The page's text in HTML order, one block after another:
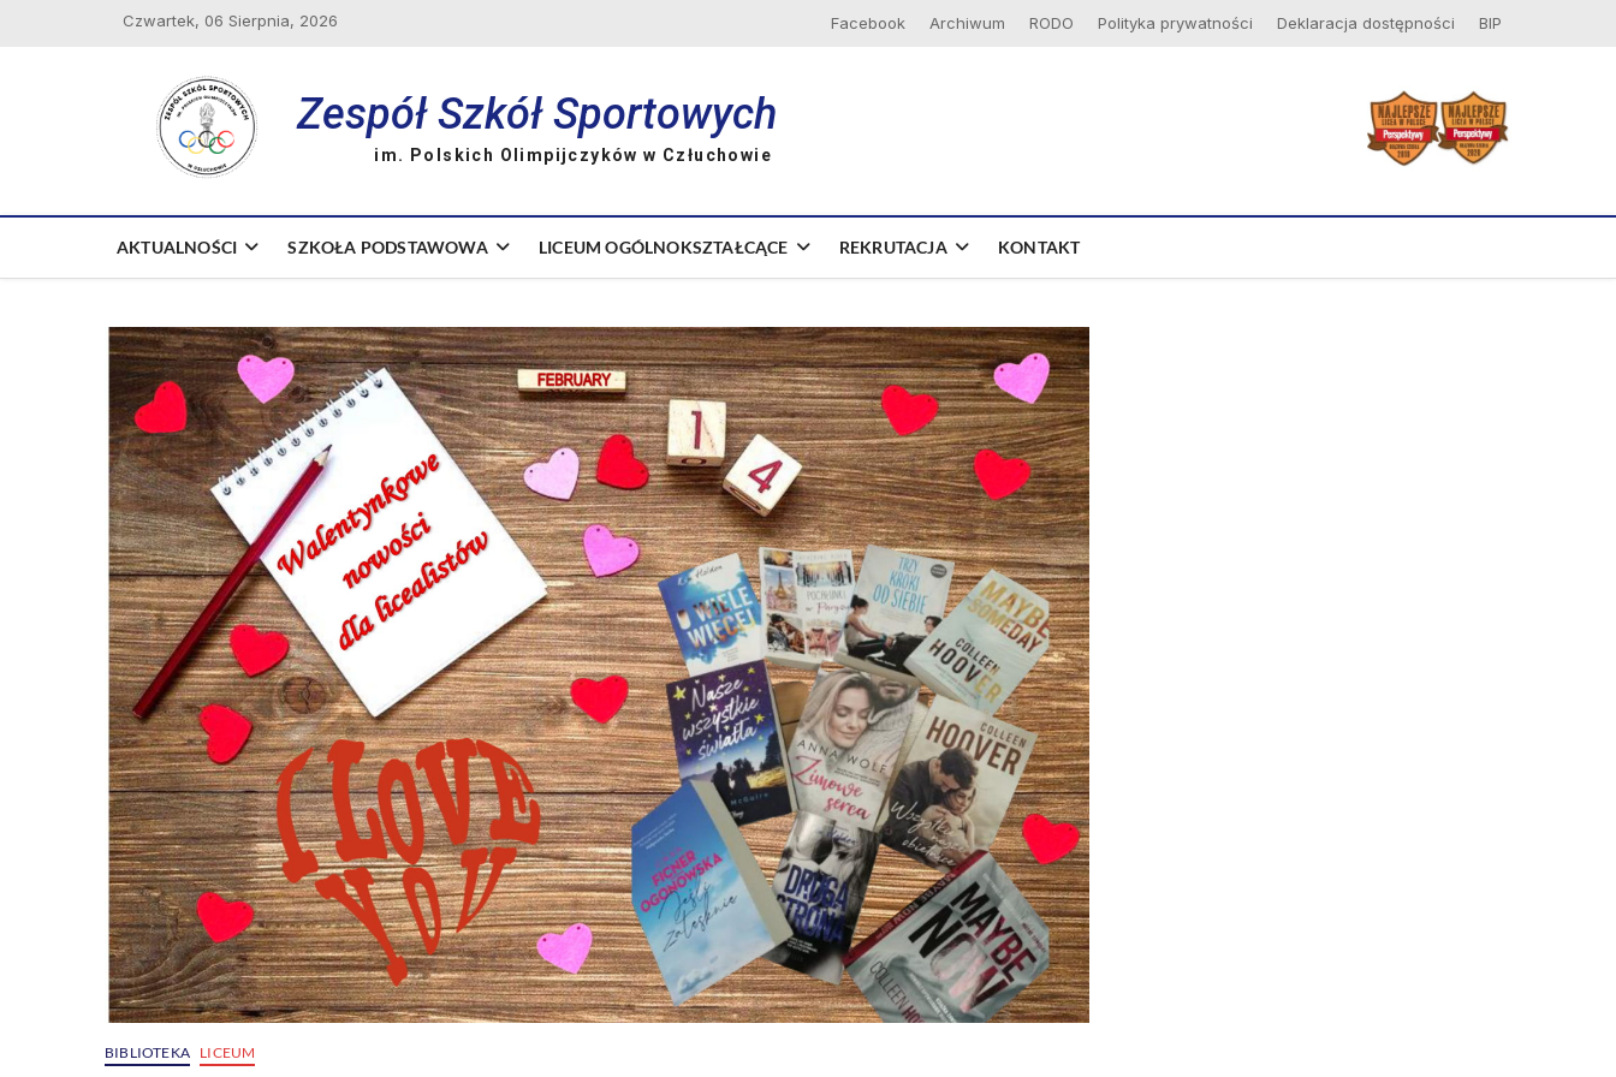
Czwartek, 06 Sierpnia, 2026 Facebook Archiwum RODO Polityka prywatności Deklaracja dostępności BIP
Zespół Szkół Sportowych
im. Polskich Olimpijczyków w Człuchowie
AKTUALNOŚCI SZKOŁA PODSTAWOWA LICEUM OGÓLNOKSZTAŁCĄCE REKRUTACJA KONTAKT
BIBLIOTEKA LICEUM